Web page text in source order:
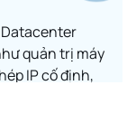
Datacenter
quản trị máy
IP cố định,